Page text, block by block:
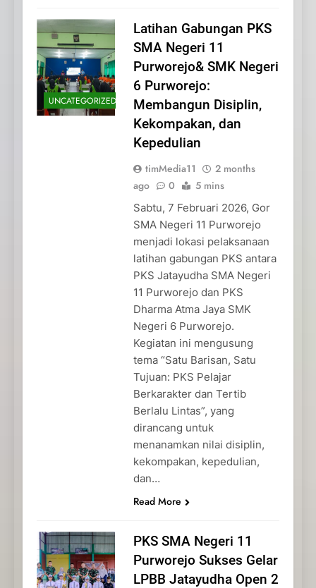
UNCATEGORIZED
Latihan Gabungan PKS
SMA Negeri 11
Purworejo& SMK Negeri
6 Purworejo:
Membangun Disiplin,
Kekompakan, dan
Kepedulian
timMedia11
2 months
ago
0 5 mins
Sabtu, 7 Februari 2026, Gor
SMA Negeri 11 Purworejo
menjadi lokasi pelaksanaan
latihan gabungan PKS antara
PKS Jatayudha SMA Negeri
11 Purworejo dan PKS
Dharma Atma Jaya SMK
Negeri 6 Purworejo.
Kegiatan ini mengusung
tema “Satu Barisan, Satu
Tujuan: PKS Pelajar
Berkarakter dan Tertib
Berlalu Lintas”, yang
dirancang untuk
menanamkan nilai disiplin,
kekompakan, kepedulian,
dan…
Read More
PKS SMA Negeri 11
Purworejo Sukses Gelar
LPBB Jatayudha Open 2